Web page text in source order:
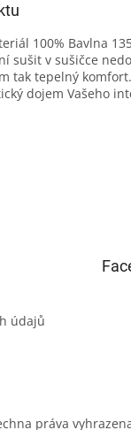
100% Bavlna
sušit v sušičce
tak tepelný
dojem Vašeho
údajů
práva